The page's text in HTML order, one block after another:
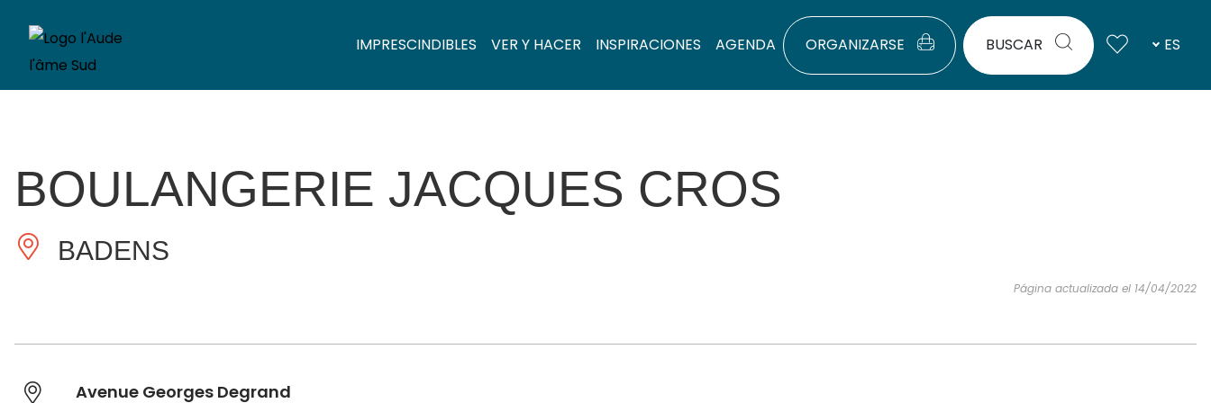
IMPRESCINDIBLES VER Y HACER INSPIRACIONES AGENDA ORGANIZARSE BUSCAR ES
BOULANGERIE JACQUES CROS
BADENS
Página actualizada el 14/04/2022
Avenue Georges Degrand